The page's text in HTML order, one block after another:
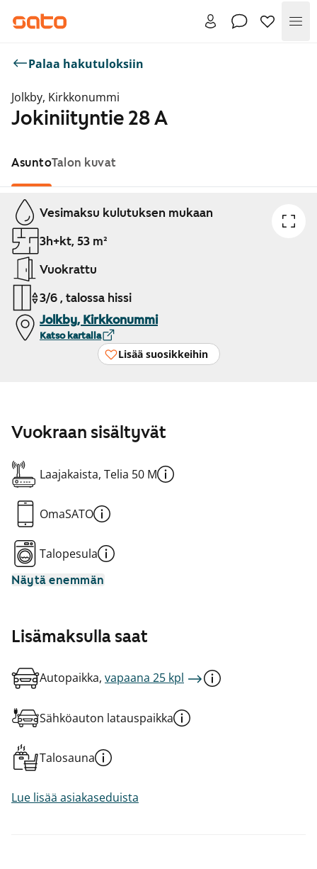
Palaa hakutuloksiin
Jolkby, Kirkkonummi
Jokiniityntie 28 A
AsuntoTalon kuvat
Näytetään dia 1 / 1
Vesimaksu kulutuksen mukaan
3h+kt, 53 m²
Vuokrattu
3/6 , talossa hissi
Jolkby, Kirkkonummi
Katso kartalla
Lisää suosikkeihin
Vuokraan sisältyvät
Laajakaista, Telia 50 M
OmaSATO
Talopesula
Näytä enemmän
Lisämaksulla saat
Autopaikka, vapaana 25 kpl
Sähköauton latauspaikka
Talosauna
Lue lisää asiakaseduista